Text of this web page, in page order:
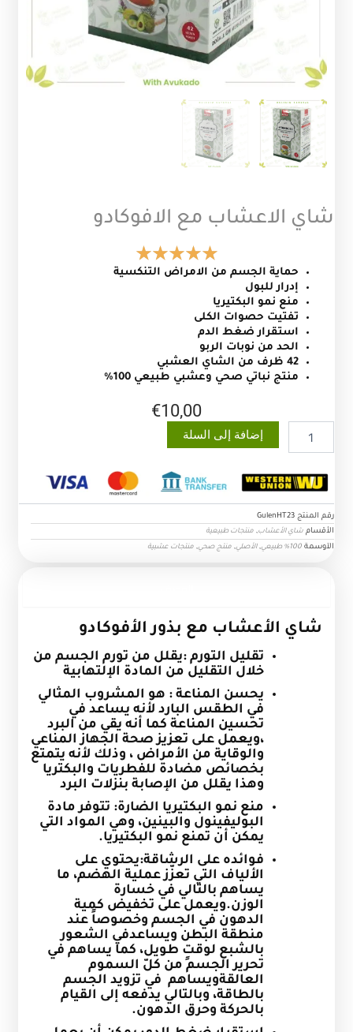
شاي الاعشاب مع الافوكادو
حماية الجسم من الامراض التنكسية
إدرار للبول
منع نمو البكتيريا
تفتيت حصوات الكلى
استقرار ضغط الدم
الحد من نوبات الربو
42 ظرف من الشاي العشبي
منتج نباتي صحي وعشبي طبيعي 100%
€10,00
كمية
شاي
مع
الافوكادو
إضافة إلى السلة
رقم المنتج GulenHT23
الأقسام شاي الأعشاب, منتجات طبيعية
الآوسمة 100% طبيعي ,الأصلي, منتج صحي, منتجات عشبية
شاي الأعشاب مع بذور الأفوكادو
تقليل التورم :يقلل من تورم الجسم من
خلال التقليل من المادة الإلتهابية
يحسن المناعة : هو المشروب المثالي
في الطقس البارد لأنه يساعد في
تحسين المناعة كما أنه يقي من البرد
،ويعمل على تعزيز صحة الجهاز المناعي
والوقاية من الأمراض ، وذلك لأنه يتمتع
بخصائص مضادة للفطريات والبكتريا
وهذا يقلل من الإصابة بنزلات البرد
منع نمو البكتيريا الضارة: تتوفر مادة
البوليفينول والبينين، وهي المواد التي
يمكن أن تمنع نمو البكتيريا.
فوائده على الرشاقة:يحتوي على
الألياف التي تعزّز عملية الهضم، ما
يساهم بالتالي في خسارة
الوزن.ويعمل على تخفيض كمية
الدهون في الجسم وخصوصاً عند
منطقة البطن ويساعدفي الشعور
بالشبع لوقتٍ طويل، كما يساهم في
تحرير الجسم من كلّ السموم
العالقةويساهم في تزويد الجسم
بالطاقة، وبالتالي يدفعه إلى القيام
بالحركة وحرق الدهون.